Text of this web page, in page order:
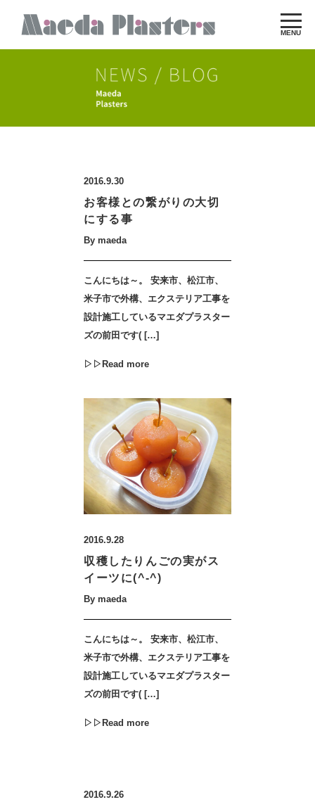
MENU
2016.9.30
お客様との繋がりの大切
にする事
By maeda
こんにちは～。 安来市、松江市、
米子市で外構、エクステリア工事を
設計施工しているマエダプラスター
ズの前田です( […]
▷▷Read more
2016.9.28
収穫したりんごの実がス
イーツに(^-^)
By maeda
こんにちは～。 安来市、松江市、
米子市で外構、エクステリア工事を
設計施工しているマエダプラスター
ズの前田です( […]
▷▷Read more
2016.9.26